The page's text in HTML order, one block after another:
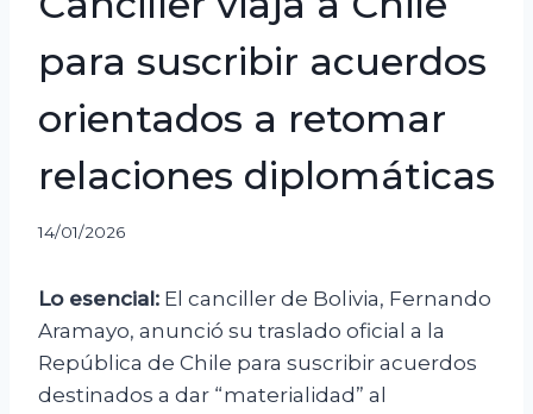
para suscribir acuerdos
orientados a retomar
relaciones diplomáticas
14/01/2026
Lo esencial: El canciller de Bolivia, Fernando
Aramayo, anunció su traslado oficial a la
República de Chile para suscribir acuerdos
destinados a dar “materialidad” al